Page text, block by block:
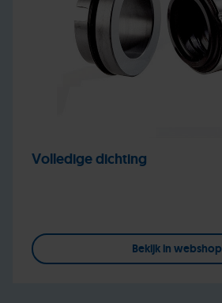
Volledige dichting
Bekijk in webshop